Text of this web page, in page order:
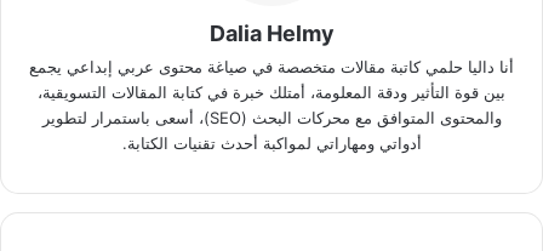
Dalia Helmy
أنا داليا حلمي كاتبة مقالات متخصصة في صياغة محتوى عربي إبداعي يجمع
بين قوة التأثير ودقة المعلومة، أمتلك خبرة في كتابة المقالات التسويقية،
والمحتوى المتوافق مع محركات البحث (SEO)، أسعى باستمرار لتطوير
أدواتي ومهاراتي لمواكبة أحدث تقنيات الكتابة.